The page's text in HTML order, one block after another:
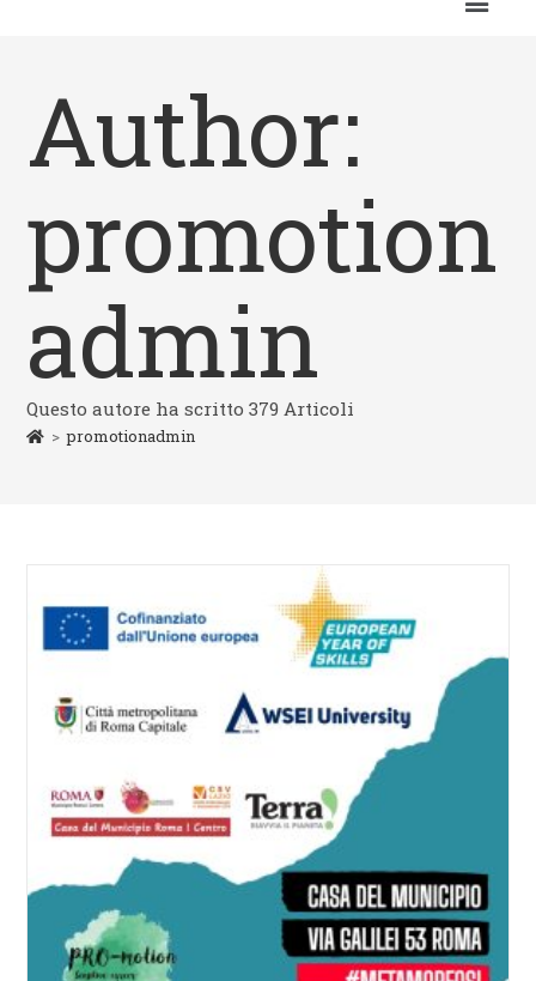
Author:
promotion
admin
Questo autore ha scritto 379 Articoli
> promotionadmin